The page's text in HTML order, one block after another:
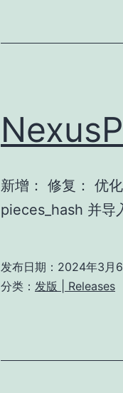
新增： 修复： 优
pieces_hash 并导
发布日期： 2024年3月
分类： 发版 | Releases